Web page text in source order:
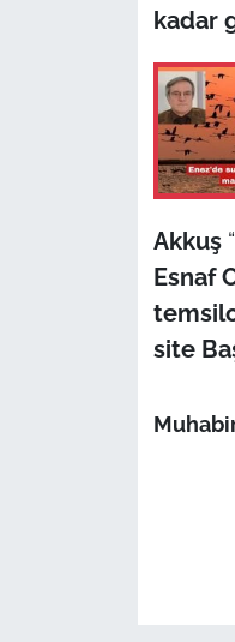
kadar
Akkuş“
Esnaf
site
English News
Canlı Maç
Gündem-Eğitim